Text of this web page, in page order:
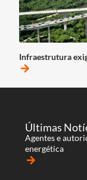
Infraestrutura
arrow_forward
Últimas
Agentes e
energética
arrow_forward